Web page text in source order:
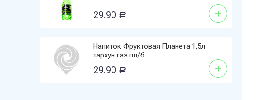
29.90 Р +
Напиток Фруктовая Планета 1,5л
тархун газ пл/б
29.90 Р +